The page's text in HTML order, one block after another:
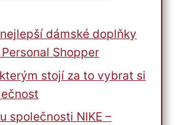
dámské doplňky
Shopper
stojí za to vybrat si
společnosti NIKE –